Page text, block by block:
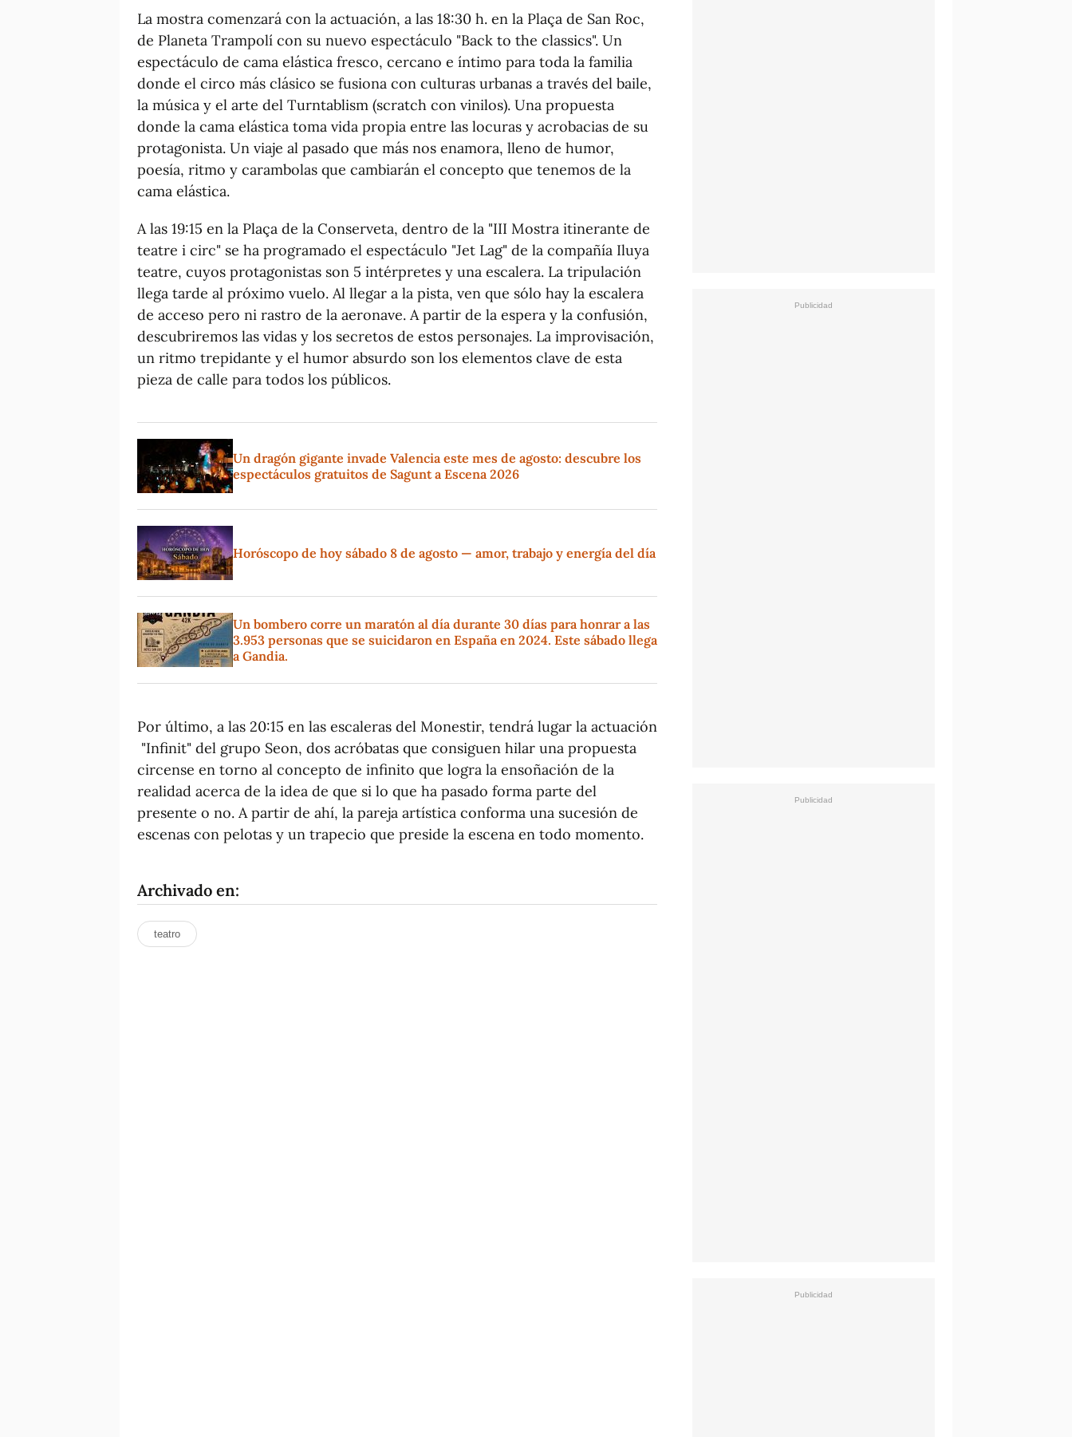
La mostra comenzará con la actuación, a las 18:30 h. en la Plaça de San Roc,
de Planeta Trampolí con su nuevo espectáculo "Back to the classics". Un
espectáculo de cama elástica fresco, cercano e íntimo para toda la familia
donde el circo más clásico se fusiona con culturas urbanas a través del baile,
la música y el arte del Turntablism (scratch con vinilos). Una propuesta
donde la cama elástica toma vida propia entre las locuras y acrobacias de su
protagonista. Un viaje al pasado que más nos enamora, lleno de humor,
poesía, ritmo y carambolas que cambiarán el concepto que tenemos de la
cama elástica.
A las 19:15 en la Plaça de la Conserveta, dentro de la "III Mostra itinerante de
teatre i circ" se ha programado el espectáculo "Jet Lag" de la compañía Iluya
teatre, cuyos protagonistas son 5 intérpretes y una escalera. La tripulación
llega tarde al próximo vuelo. Al llegar a la pista, ven que sólo hay la escalera
de acceso pero ni rastro de la aeronave. A partir de la espera y la confusión,
descubriremos las vidas y los secretos de estos personajes. La improvisación,
un ritmo trepidante y el humor absurdo son los elementos clave de esta
pieza de calle para todos los públicos.
Un dragón gigante invade Valencia este mes de agosto: descubre los
espectáculos gratuitos de Sagunt a Escena 2026
Horóscopo de hoy sábado 8 de agosto — amor, trabajo y energía del día
Un bombero corre un maratón al día durante 30 días para honrar a las
3.953 personas que se suicidaron en España en 2024. Este sábado llega
a Gandia.
Por último, a las 20:15 en las escaleras del Monestir, tendrá lugar la actuación
"Infinit" del grupo Seon, dos acróbatas que consiguen hilar una propuesta
circense en torno al concepto de infinito que logra la ensoñación de la
realidad acerca de la idea de que si lo que ha pasado forma parte del
presente o no. A partir de ahí, la pareja artística conforma una sucesión de
escenas con pelotas y un trapecio que preside la escena en todo momento.
Archivado en:
teatro